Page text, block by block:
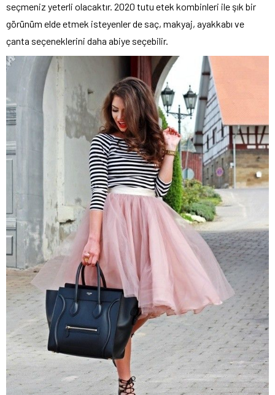
seçmeniz yeterli olacaktır. 2020 tutu etek kombinleri ile şık bir
görünüm elde etmek isteyenler de saç, makyaj, ayakkabı ve
çanta seçeneklerini daha abiye seçebilir.